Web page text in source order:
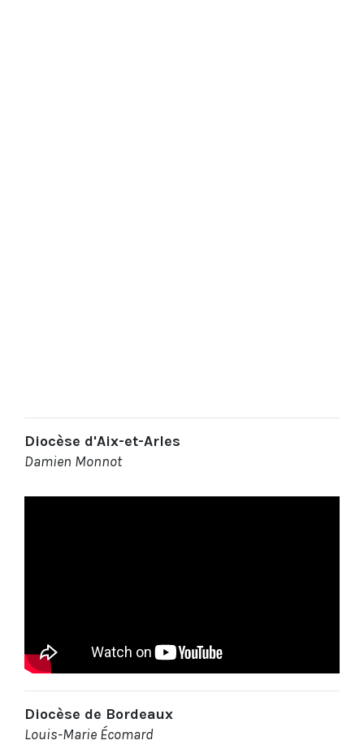
Diocèse d'Aix-et-Arles
Damien Monnot
Diocèse de Bordeaux
Louis-Marie Écomard